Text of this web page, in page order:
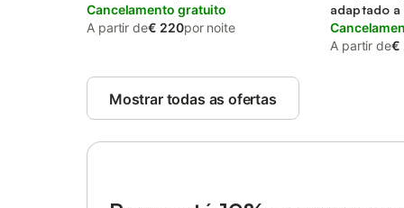
Cancelamento gratuito
A partir de€ 220por noite
adaptado a
A partir de€
Mostrar todas as ofertas